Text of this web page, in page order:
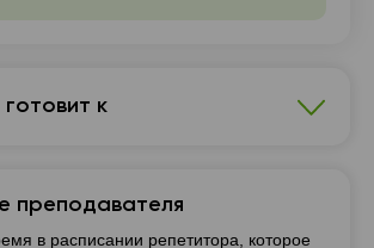
к
Подготовка к ГИА (9 класс)
преподавателя
в расписании репетитора, которое